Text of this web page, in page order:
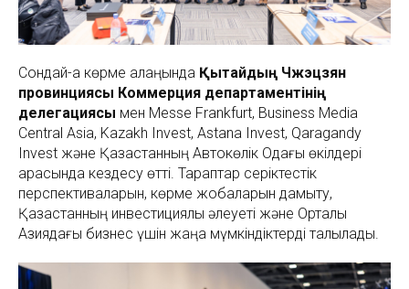
Сондай-ақ көрме алаңында Қытайдың Чжэцзян
провинциясы Коммерция департаментінің
делегациясы мен Messe Frankfurt, Business Media
Central Asia, Kazakh Invest, Astana Invest, Qaragandy
Invest және Қазақстанның Автокөлік Одағы өкілдері
арасында кездесу өтті. Тараптар серіктестік
перспективаларын, көрме жобаларын дамыту,
Қазақстанның инвестициялық әлеуеті және Орталық
Азиядағы бизнес үшін жаңа мүмкіндіктерді талқылады.